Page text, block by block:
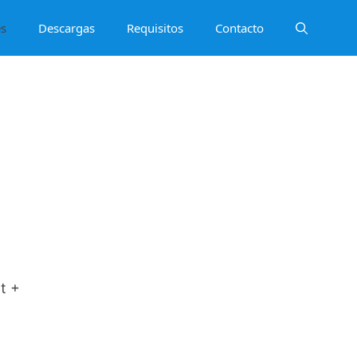
Descargas Requisitos Contacto
+